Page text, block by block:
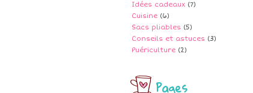
Idées cadeaux (7)
Cuisine (6)
Sacs pliables (5)
Conseils et astuces (3)
Puériculture (2)
Pages